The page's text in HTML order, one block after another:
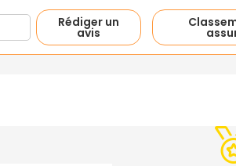
Rédiger un
avis